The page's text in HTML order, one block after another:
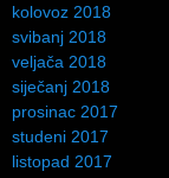
kolovoz 2018
svibanj 2018
veljača 2018
siječanj 2018
prosinac 2017
studeni 2017
listopad 2017